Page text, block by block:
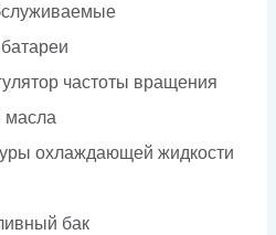
частоты вращения
масла
охлаждающей жидкости
бак